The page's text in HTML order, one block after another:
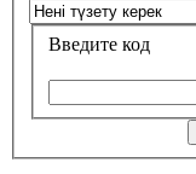
Введите код